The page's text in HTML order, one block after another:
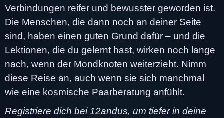
Verbindungen reifer und bewusster geworden ist.
Die Menschen, die dann noch an deiner Seite
sind, haben einen guten Grund dafür – und die
Lektionen, die du gelernt hast, wirken noch lange
nach, wenn der Mondknoten weiterzieht. Nimm
diese Reise an, auch wenn sie sich manchmal
wie eine kosmische Paarberatung anfühlt.
Registriere dich bei 12andus, um tiefer in deine